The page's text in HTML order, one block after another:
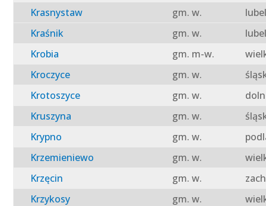
Krasnystaw
gm. w.
Kraśnik
gm. w.
Krobia
gm. m-w.
Kroczyce
gm. w.
Krotoszyce
gm. w.
Kruszyna
gm. w.
Krypno
gm. w.
Krzemieniewo
gm. w.
Krzęcin
gm. w.
Krzykosy
gm. w.